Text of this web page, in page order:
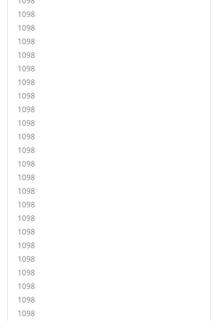
1098
1098
1098
1098
1098
1098
1098
1098
1098
1098
1098
1098
1098
1098
1098
1098
1098
1098
1098
1098
1098
1098
1098